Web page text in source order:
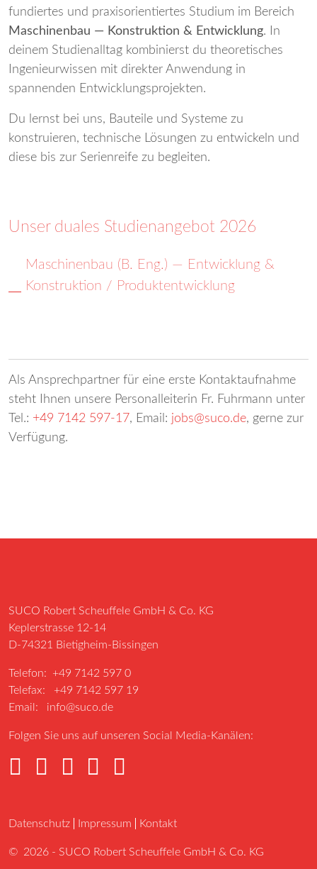
fundiertes und praxisorientiertes Studium im Bereich
Maschinenbau — Konstruktion & Entwicklung. In
deinem Studienalltag kombinierst du theoretisches
Ingenieurwissen mit direkter Anwendung in
spannenden Entwicklungsprojekten.
Du lernst bei uns, Bauteile und Systeme zu
konstruieren, technische Lösungen zu entwickeln und
diese bis zur Serienreife zu begleiten.
Unser duales Studienangebot 2026
Maschinenbau (B. Eng.) — Entwicklung &
Konstruktion / Produktentwicklung
Als Ansprechpartner für eine erste Kontaktaufnahme
steht Ihnen unsere Personalleiterin Fr. Fuhrmann unter
Tel.: +49 7142 597-17, Email: jobs@suco.de, gerne zur
Verfügung.
SUCO Robert Scheuffele GmbH & Co. KG
Keplerstrasse 12-14
D-74321 Bietigheim-Bissingen
Telefon: +49 7142 597 0
Telefax: +49 7142 597 19
Email: info@suco.de
Folgen Sie uns auf unseren Social Media-Kanälen:
Datenschutz Impressum Kontakt
© 2026 - SUCO Robert Scheuffele GmbH & Co. KG